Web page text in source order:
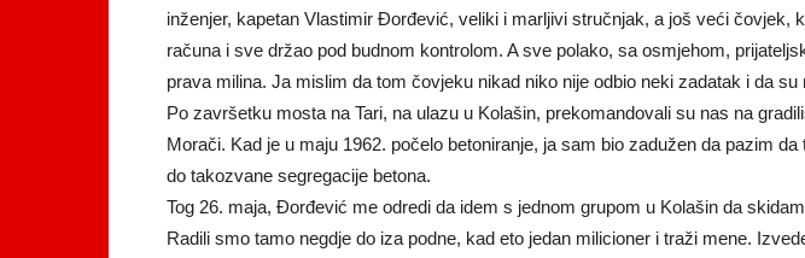
inženjer, kapetan Vlastimir Đorđević, veliki i marljivi stručnjak, a još veći čovjek,
računa i sve držao pod budnom kontrolom. A sve polako, sa osmjehom,
prava milina. Ja mislim da tom čovjeku nikad niko nije odbio neki zadatak i da su
Po završetku mosta na Tari, na ulazu u Kolašin, prekomandovali su nas na
Morači. Kad je u maju 1962. počelo betoniranje, ja sam bio zadužen da pazim
do takozvane segregacije betona.
Tog 26. maja, Đorđević me odredi da idem s jednom grupom u Kolašin da
Radili smo tamo negdje do iza podne, kad eto jedan milicioner i traži mene.